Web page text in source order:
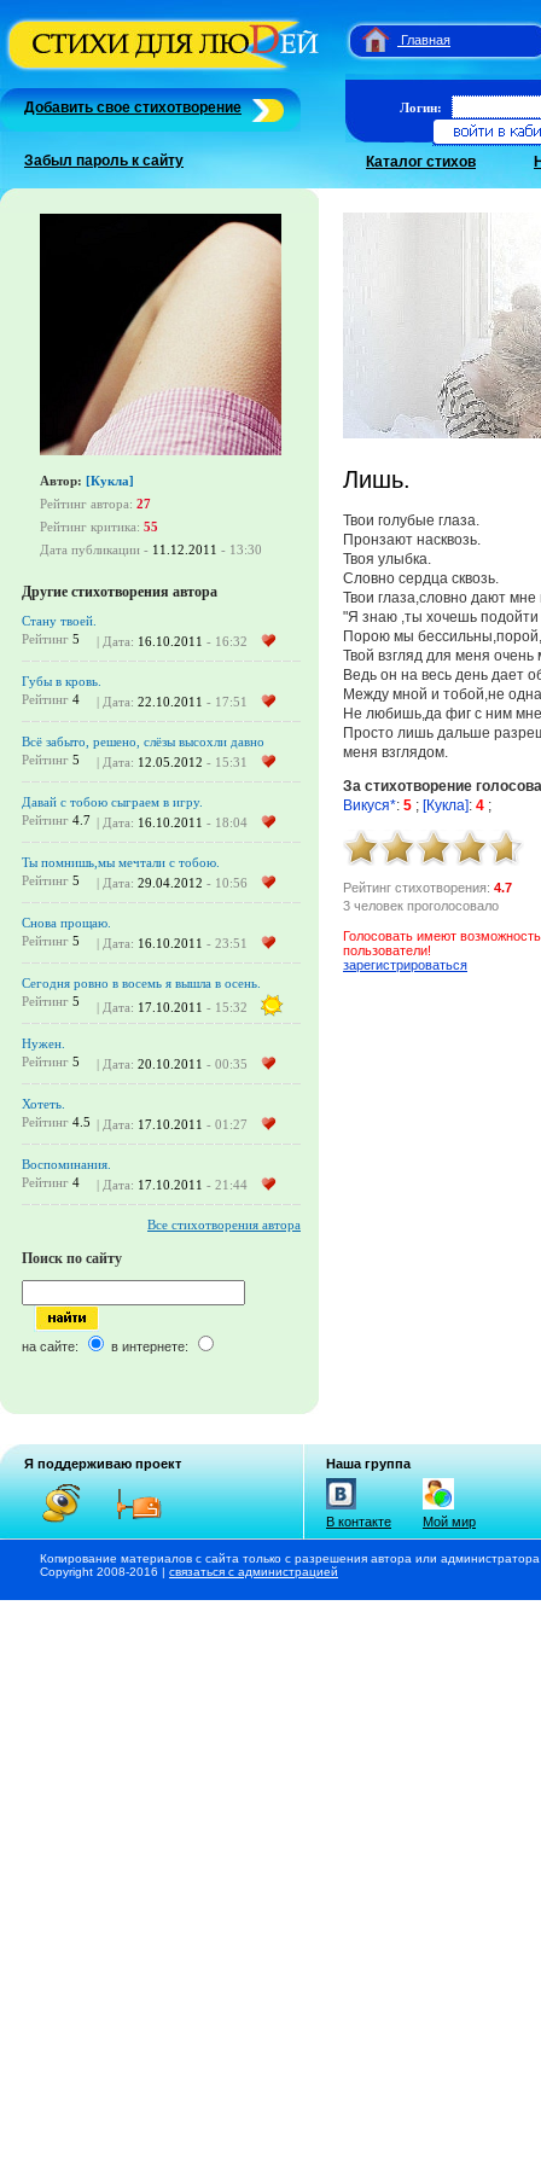
Главная
Добавить свое стихотворение
Забыл пароль к сайту
Логин:
Каталог стихов
Автор: [Кукла]
Рейтинг автора: 27
Рейтинг критика: 55
Дата публикации - 11.12.2011 - 13:30
Другие стихотворения автора
Стану твоей.
Рейтинг 5 | Дата: 16.10.2011 - 16:32
Губы в кровь.
Рейтинг 4 | Дата: 22.10.2011 - 17:51
Всё забыто, решено, слёзы высохли давно
Рейтинг 5 | Дата: 12.05.2012 - 15:31
Давай с тобою сыграем в игру.
Рейтинг 4.7 | Дата: 16.10.2011 - 18:04
Ты помнишь,мы мечтали с тобою.
Рейтинг 5 | Дата: 29.04.2012 - 10:56
Снова прощаю.
Рейтинг 5 | Дата: 16.10.2011 - 23:51
Сегодня ровно в восемь я вышла в осень.
Рейтинг 5 | Дата: 17.10.2011 - 15:32
Нужен.
Рейтинг 5 | Дата: 20.10.2011 - 00:35
Хотеть.
Рейтинг 4.5 | Дата: 17.10.2011 - 01:27
Воспоминания.
Рейтинг 4 | Дата: 17.10.2011 - 21:44
Все стихотворения автора
Поиск по сайту
на сайте: в интернете:
Лишь.
Твои голубые глаза.
Пронзают насквозь.
Твоя улыбка.
Словно сердца сквозь.
Твои глаза,словно дают мне
"Я знаю ,ты хочешь подойти
Порою мы
Твой взгляд для меня
Ведь он на весь день дает
Между мной и тобой,не
Не любишь,да фиг с ним
Просто лишь дальше
меня взглядом.
За стихотворение
Викуся*: 5 ; [Кукла]: 4 ;
Рейтинг стихотворения: 4.7
3 человек проголосовало
Голосовать имеют
пользователи!
зарегистрироваться
Я поддерживаю проект Наша группа
В контакте Мой мир
Копирование материалов с сайта только с разрешения автора или
Copyright 2008-2016 | связаться с администрацией